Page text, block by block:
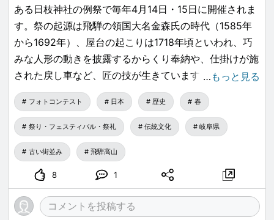
ある日枝神社の例祭で毎年4月14日・15日に開催されま
す。祭の起源は飛騨の領国大名金森氏の時代（1585年
から1692年）、屋台の起こりは1718年頃といわれ、巧
みな人形の動きを披露するからくり奉納や、仕掛けが施
された戻し車など、匠の技が生きています。
生で見るのは初めてで今までニュースや動画でしか見た
ことがなく、凄く新鮮で幻想的な世界観に触れることが
できました、私自身写真の技術はまだまだ未熟ですが、
見た時の感動を伝えたいのが思いとしてあるのですが…
… もっと見る
フォトコンテスト 日本 歴史 春
祭り・フェスティバル・祭礼 伝統文化 岐阜県
古い街並み 飛騨高山
8 1